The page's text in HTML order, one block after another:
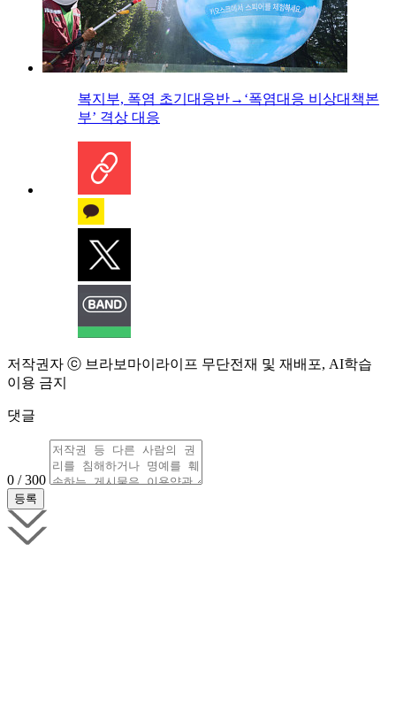
복지부, 폭염 초기대응반→‘폭염대응 비상대책본
부’ 격상 대응
저작권자 ⓒ 브라보마이라이프 무단전재 및 재배포, AI학습
이용 금지
댓글
0 / 300